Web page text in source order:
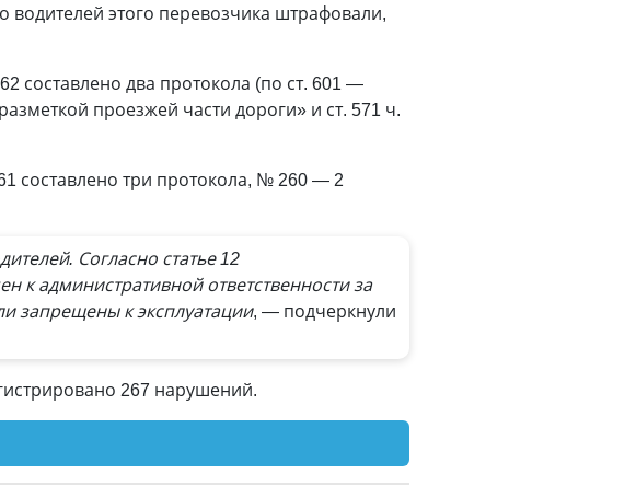
этого перевозчика штрафовали,
составлено два протокола (по ст. 601 —
проезжей части дороги» и ст. 571 ч.
составлено три протокола, № 260 — 2
Согласно статье 12
к административной ответственности за
запрещены к эксплуатации, — подчеркнули
267 нарушений.